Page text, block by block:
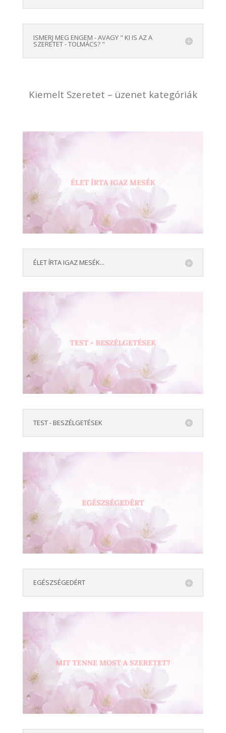
ISMERJ MEG ENGEM - AVAGY " KI IS AZ A
SZERETET - TOLMÁCS? "
Kiemelt Szeretet – üzenet kategóriák
ÉLET ÍRTA IGAZ MESÉK...
TEST - BESZÉLGETÉSEK
EGÉSZSÉGEDÉRT